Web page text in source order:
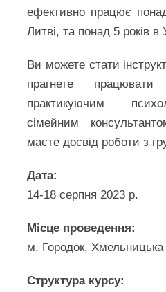
ефективно працює
Литві, та понад 5 років в
Ви можете стати
прагнете
практикуючим
сімейним
маєте досвід роботи з
Дата:
14-18 серпня 2023 р.
Місце проведення:
м. Городок, Хмельницька
Структура курсу: